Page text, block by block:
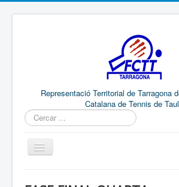
Representació Territorial de Tarragona
Catalana de Tennis de
Cercar
...